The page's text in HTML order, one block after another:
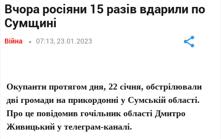
Вчора росіяни 15 разів вдарили по
Сумщині
Війна 07:13, 23.01.2023
Окупанти протягом дня, 22 січня, обстрілювали
дві громади на прикордонні у Сумській області.
Про це повідомив гочільник області Дмитро
Живицький у телеграм-каналі.